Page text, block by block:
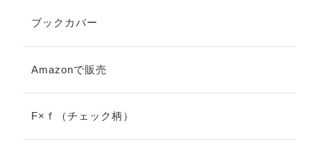
ブックカバー
Amazonで販売
F×ｆ（チェック柄）